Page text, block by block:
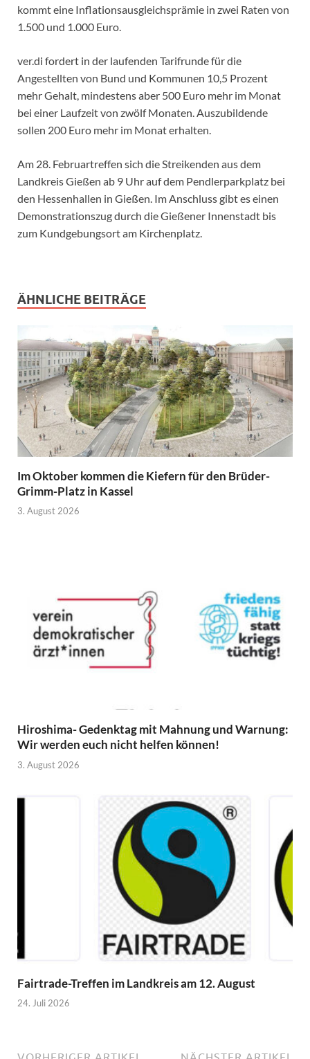
kommt eine Inflationsausgleichsprämie in zwei Raten von
1.500 und 1.000 Euro.
ver.di fordert in der laufenden Tarifrunde für die
Angestellten von Bund und Kommunen 10,5 Prozent
mehr Gehalt, mindestens aber 500 Euro mehr im Monat
bei einer Laufzeit von zwölf Monaten. Auszubildende
sollen 200 Euro mehr im Monat erhalten.
Am 28. Februartreffen sich die Streikenden aus dem
Landkreis Gießen ab 9 Uhr auf dem Pendlerparkplatz bei
den Hessenhallen in Gießen. Im Anschluss gibt es einen
Demonstrationszug durch die Gießener Innenstadt bis
zum Kundgebungsort am Kirchenplatz.
ÄHNLICHE BEITRÄGE
Im Oktober kommen die Kiefern für den Brüder-
Grimm-Platz in Kassel
3. August 2026
Hiroshima- Gedenktag mit Mahnung und Warnung:
Wir werden euch nicht helfen können!
3. August 2026
Fairtrade-Treffen im Landkreis am 12. August
24. Juli 2026